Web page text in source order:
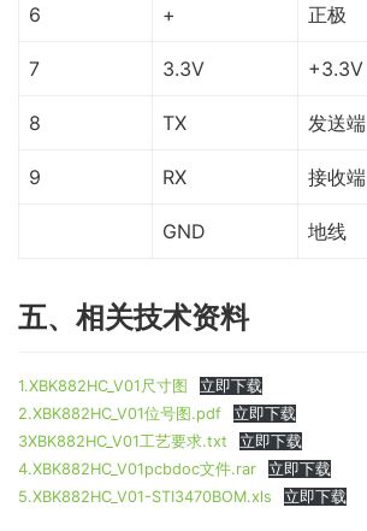
6 + 正极
7 3.3V +3.3V
8 TX 发送端
9 RX 接收端
GND 地线
五、相关技术资料
1.XBK882HC_V01尺寸图
立即下载
2.XBK882HC_V01位号图.pdf
立即下载
3XBK882HC_V01工艺要求.txt
立即下载
4.XBK882HC_V01pcbdoc文件.rar
立即下载
5.XBK882HC_V01-STI3470BOM.xls
立即下载